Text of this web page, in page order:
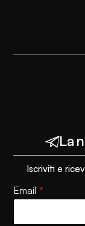
La
Iscriviti e
P
r
Email*